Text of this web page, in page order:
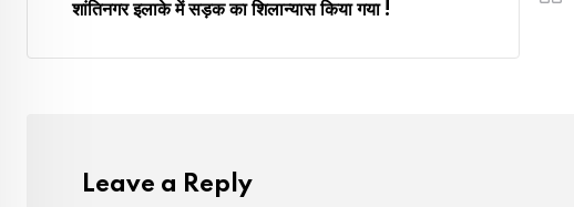
शांतिनगर इलाके में सड़क का शिलान्यास किया गया !
Leave a Reply